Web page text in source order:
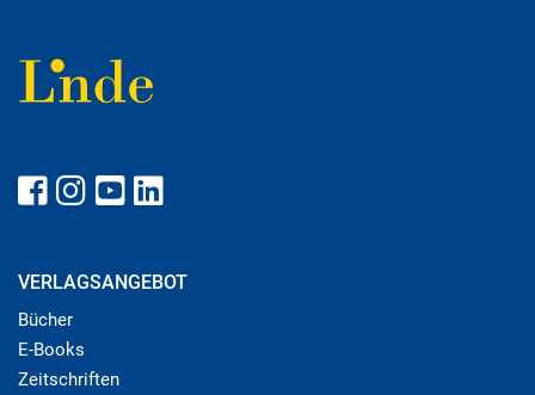
VERLAGSANGEBOT
Bücher
E-Books
Zeitschriften